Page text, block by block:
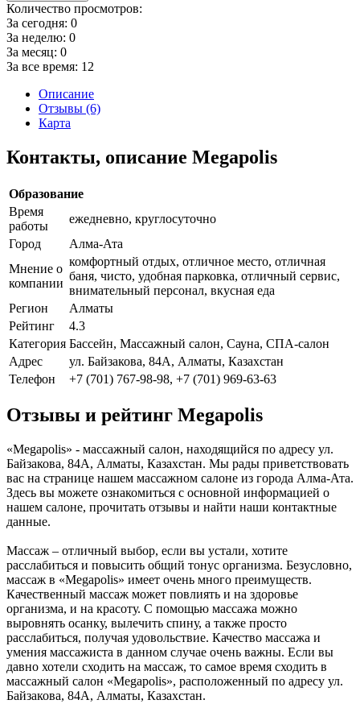
Количество просмотров:
За сегодня: 0
За неделю: 0
За месяц: 0
За все время: 12
Описание
Отзывы (6)
Карта
Контакты, описание Megapolis
Образование
Время
работы
ежедневно, круглосуточно
Город
Алма-Ата
Мнение о
компании
комфортный отдых, отличное место, отличная
баня, чисто, удобная парковка, отличный сервис,
внимательный персонал, вкусная еда
Регион
Алматы
Рейтинг
4.3
Категория Бассейн, Массажный салон, Сауна, СПА-салон
Адрес
ул. Байзакова, 84А, Алматы, Казахстан
Телефон
+7 (701) 767-98-98, +7 (701) 969-63-63
Отзывы и рейтинг Megapolis
«Megapolis» - массажный салон, находящийся по адресу ул.
Байзакова, 84А, Алматы, Казахстан. Мы рады приветствовать
вас на странице нашем массажном салоне из города Алма-Ата.
Здесь вы можете ознакомиться с основной информацией о
нашем салоне, прочитать отзывы и найти наши контактные
данные.
Массаж – отличный выбор, если вы устали, хотите
расслабиться и повысить общий тонус организма. Безусловно,
массаж в «Megapolis» имеет очень много преимуществ.
Качественный массаж может повлиять и на здоровье
организма, и на красоту. С помощью массажа можно
выровнять осанку, вылечить спину, а также просто
расслабиться, получая удовольствие. Качество массажа и
умения массажиста в данном случае очень важны. Если вы
давно хотели сходить на массаж, то самое время сходить в
массажный салон «Megapolis», расположенный по адресу ул.
Байзакова, 84А, Алматы, Казахстан.